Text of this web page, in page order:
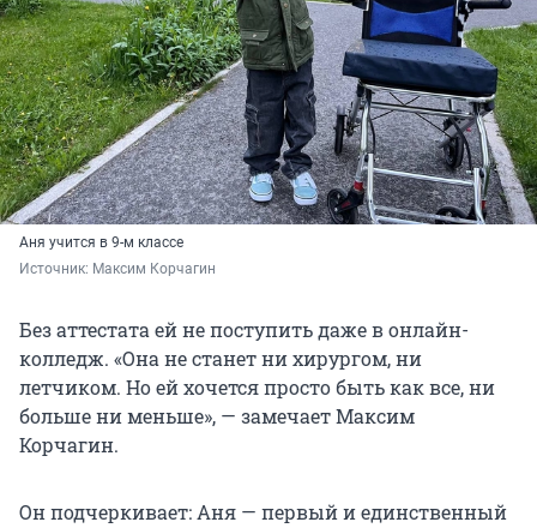
Аня учится в 9-м классе
Источник: Максим Корчагин
Без аттестата ей не поступить даже в онлайн-
колледж. «Она не станет ни хирургом, ни
летчиком. Но ей хочется просто быть как все, ни
больше ни меньше», — замечает Максим
Корчагин.
Он подчеркивает: Аня — первый и единственный